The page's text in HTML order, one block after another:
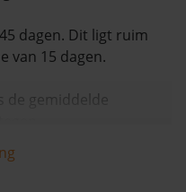
dagen. Dit ligt ruim
van 15 dagen.
gemiddelde